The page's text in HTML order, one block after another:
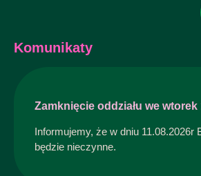
Komunikaty
Zamknięcie oddziału we wtorek
Informujemy, że w dniu 11.08.2026r
będzie nieczynne.